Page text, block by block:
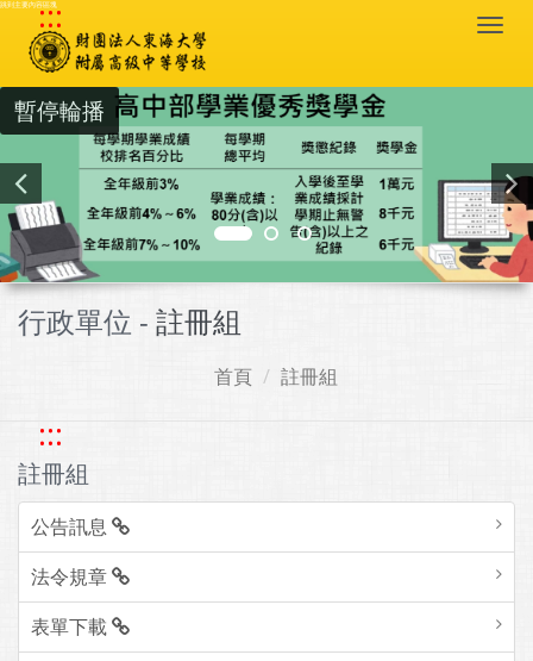
跳到主要內容區塊
:::
暫停輪播
行政單位 - 註冊組
首頁 註冊組
:::
註冊組
公告訊息
法令規章
表單下載